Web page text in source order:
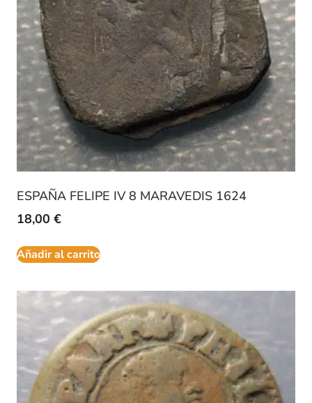
ESPAÑA FELIPE IV 8 MARAVEDIS 1624
18,00 €
Añadir al carrito